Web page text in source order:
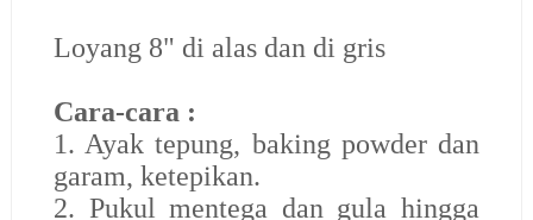
Loyang 8" di alas dan di gris
Cara-cara :
1. Ayak tepung, baking powder dan
garam, ketepikan.
2. Pukul mentega dan gula hingga